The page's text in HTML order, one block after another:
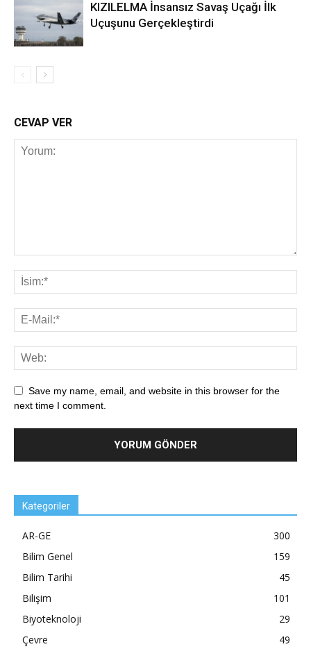
KIZILELMA İnsansız Savaş Uçağı İlk
Uçuşunu Gerçekleştirdi
CEVAP VER
Save my name, email, and website in this browser for the
next time I comment.
Kategoriler
AR-GE
300
Bilim Genel
159
Bilim Tarihi
45
Bilişim
101
Biyoteknoloji
29
Çevre
49